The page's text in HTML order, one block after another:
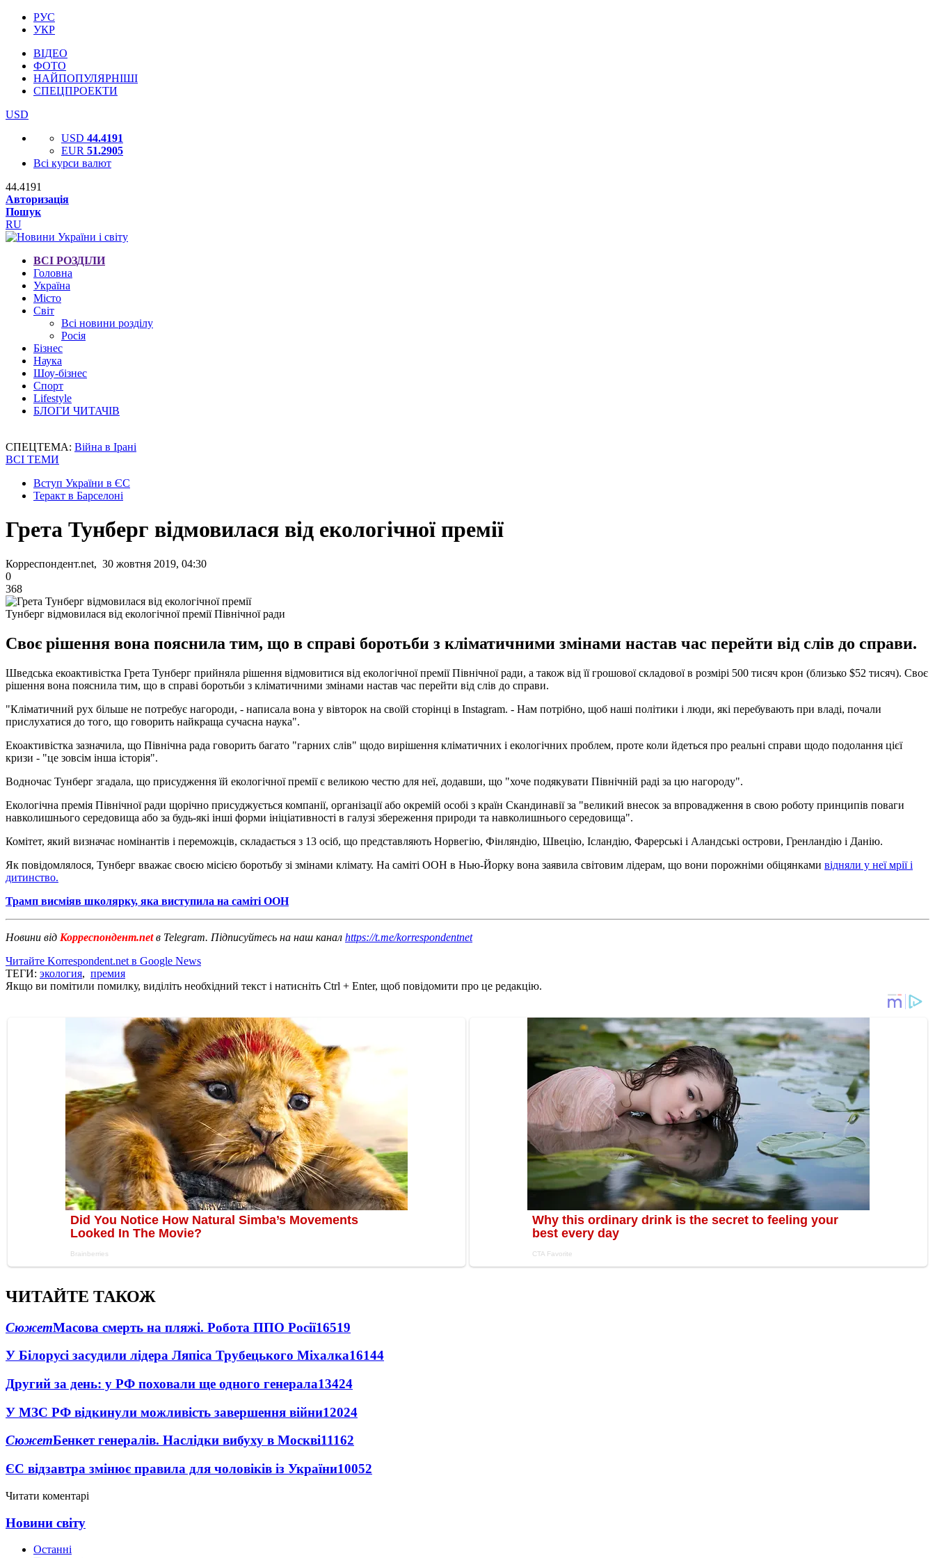
РУС
УКР
ВІДЕО
ФОТО
НАЙПОПУЛЯРНІШІ
СПЕЦПРОЕКТИ
USD
USD 44.4191
EUR 51.2905
Всі курси валют
44.4191
Авторизація
Пошук
RU
ВСІ РОЗДІЛИ
Головна
Україна
Місто
Світ
Всі новини розділу
Росія
Бізнес
Наука
Шоу-бізнес
Спорт
Lifestyle
БЛОГИ ЧИТАЧІВ
СПЕЦТЕМА: Війна в Ірані
ВСІ ТЕМИ
Вступ України в ЄС
Теракт в Барселоні
Грета Тунберг відмовилася від екологічної премії
Корреспондент.net, 30 жовтня 2019, 04:30
0
368
Тунберг відмовилася від екологічної премії Північної ради
Своє рішення вона пояснила тим, що в справі боротьби з кліматичними змінами настав час перейти від слів до справи.
Шведська екоактивістка Грета Тунберг прийняла рішення відмовитися від екологічної премії Північної ради, а також від її грошової складової в розмірі 500 тисяч крон (близько $52 тисяч). Своє
рішення вона пояснила тим, що в справі боротьби з кліматичними змінами настав час перейти від слів до справи.
"Кліматичний рух більше не потребує нагороди, - написала вона у вівторок на своїй сторінці в Instagram. - Нам потрібно, щоб наші політики і люди, які перебувають при владі, почали
прислухатися до того, що говорить найкраща сучасна наука".
Екоактивістка зазначила, що Північна рада говорить багато "гарних слів" щодо вирішення кліматичних і екологічних проблем, проте коли йдеться про реальні справи щодо подолання цієї
кризи - "це зовсім інша історія".
Водночас Тунберг згадала, що присудження їй екологічної премії є великою честю для неї, додавши, що "хоче подякувати Північній раді за цю нагороду".
Екологічна премія Північної ради щорічно присуджується компанії, організації або окремій особі з країн Скандинавії за "великий внесок за впровадження в свою роботу принципів поваги
навколишнього середовища або за будь-які інші форми ініціативності в галузі збереження природи та навколишнього середовища".
Комітет, який визначає номінантів і переможців, складається з 13 осіб, що представляють Норвегію, Фінляндію, Швецію, Ісландію, Фарерські і Аландські острови, Гренландію і Данію.
Як повідомлялося, Тунберг вважає своєю місією боротьбу зі змінами клімату. На саміті ООН в Нью-Йорку вона заявила світовим лідерам, що вони порожніми обіцянками відняли у неї мрії і
дитинство.
Трамп висміяв школярку, яка виступила на саміті ООН
Новини від Корреспондент.netв Telegram. Підписуйтесь на наш канал https://t.me/korrespondentnet
Читайте Korrespondent.net в Google News
ТЕГИ: экология, премия
Якщо ви помітили помилку, виділіть необхідний текст і натисніть Ctrl + Enter, щоб повідомити про це редакцію.
ЧИТАЙТЕ ТАКОЖ
СюжетМасова смерть на пляжі. Робота ППО Росії16519
У Білорусі засудили лідера Ляпіса Трубецького Міхалка16144
Другий за день: у РФ поховали ще одного генерала13424
У МЗС РФ відкинули можливість завершення війни12024
СюжетБенкет генералів. Наслідки вибуху в Москві11162
ЄС відзавтра змінює правила для чоловіків із України10052
Читати коментарі
Новини світу
Останні